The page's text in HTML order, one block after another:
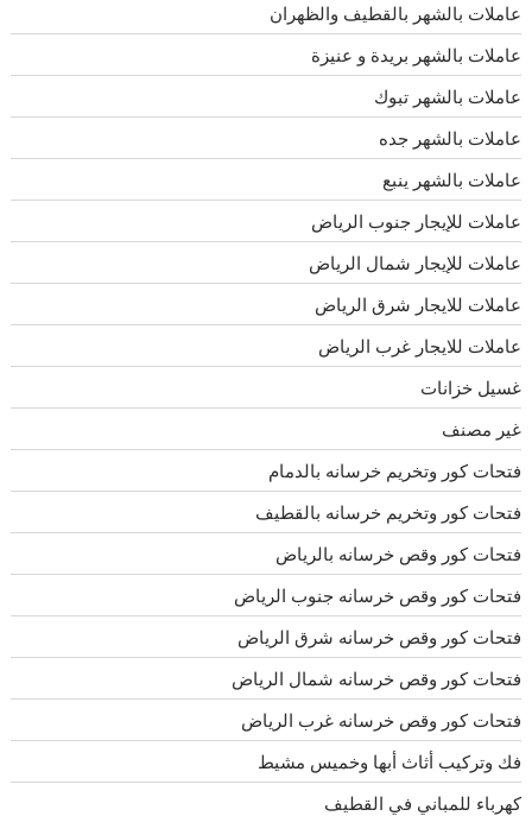
عاملات بالشهر بالقطيف والظهران
عاملات بالشهر بريدة و عنيزة
عاملات بالشهر تبوك
عاملات بالشهر جده
عاملات بالشهر ينبع
عاملات للإيجار جنوب الرياض
عاملات للإيجار شمال الرياض
عاملات للايجار شرق الرياض
عاملات للايجار غرب الرياض
غسيل خزانات
غير مصنف
فتحات كور وتخريم خرسانه بالدمام
فتحات كور وتخريم خرسانه بالقطيف
فتحات كور وقص خرسانه بالرياض
فتحات كور وقص خرسانه جنوب الرياض
فتحات كور وقص خرسانه شرق الرياض
فتحات كور وقص خرسانه شمال الرياض
فتحات كور وقص خرسانه غرب الرياض
فك وتركيب أثاث أبها وخميس مشيط
كهرباء للمباني في القطيف